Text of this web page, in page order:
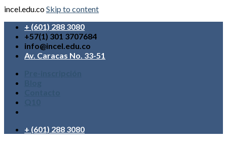
incel.edu.coSkip to content
+ (601) 288 3080
+57(1) 301 3707684
info@incel.edu.co
Av. Caracas No. 33-51
+ (601) 288 3080